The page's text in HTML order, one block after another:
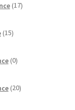
17izdelkov
15izdelkov
0izdelkov
20izdelkov